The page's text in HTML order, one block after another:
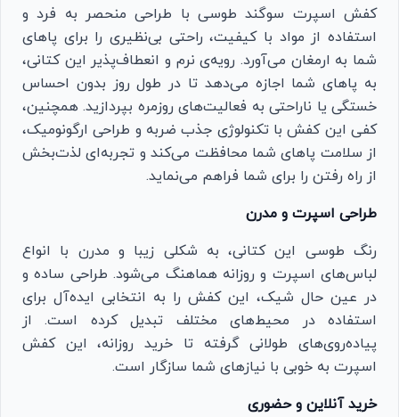
کفش اسپرت سوگند طوسی با طراحی منحصر به فرد و
استفاده از مواد با کیفیت، راحتی بی‌نظیری را برای پاهای
شما به ارمغان می‌آورد. رویه‌ی نرم و انعطاف‌پذیر این کتانی،
به پاهای شما اجازه می‌دهد تا در طول روز بدون احساس
خستگی یا ناراحتی به فعالیت‌های روزمره بپردازید. همچنین،
کفی این کفش با تکنولوژی جذب ضربه و طراحی ارگونومیک،
از سلامت پاهای شما محافظت می‌کند و تجربه‌ای لذت‌بخش
از راه رفتن را برای شما فراهم می‌نماید.
طراحی اسپرت و مدرن
رنگ طوسی این کتانی، به شکلی زیبا و مدرن با انواع
لباس‌های اسپرت و روزانه هماهنگ می‌شود. طراحی ساده و
در عین حال شیک، این کفش را به انتخابی ایده‌آل برای
استفاده در محیط‌های مختلف تبدیل کرده است. از
پیاده‌روی‌های طولانی گرفته تا خرید روزانه، این کفش
اسپرت به خوبی با نیازهای شما سازگار است.
خرید آنلاین و حضوری